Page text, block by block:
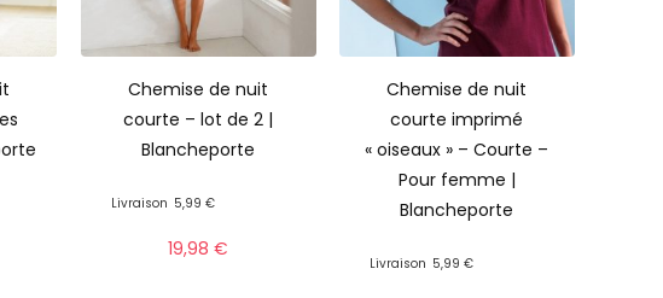
Chemise de nuit
courte – lot de 2 |
Blancheporte
Livraison 5,99 €
19,98€
Chemise de nuit
courte imprimé
« oiseaux » – Courte –
Pour femme |
Blancheporte
Livraison 5,99 €